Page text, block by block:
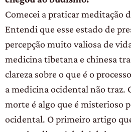
Comecei a praticar meditação
Entendi que esse estado de
percepção muito valiosa de
medicina tibetana e chinesa
clareza sobre o que é o
a medicina ocidental não traz.
morte é algo que é misterioso
ocidental. O primeiro artigo